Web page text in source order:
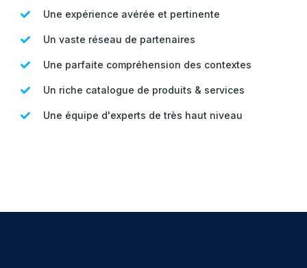
Une expérience avérée et pertinente
Un vaste réseau de partenaires
Une parfaite compréhension des contextes
Un riche catalogue de produits & services
Une équipe d'experts de très haut niveau